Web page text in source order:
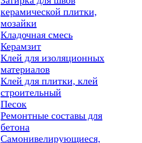
керамической плитки,
мозайки
Кладочная смесь
Керамзит
Клей для изоляционных
материалов
Клей для плитки, клей
строительный
Песок
Ремонтные составы для
бетона
Самонивелирующиеся,